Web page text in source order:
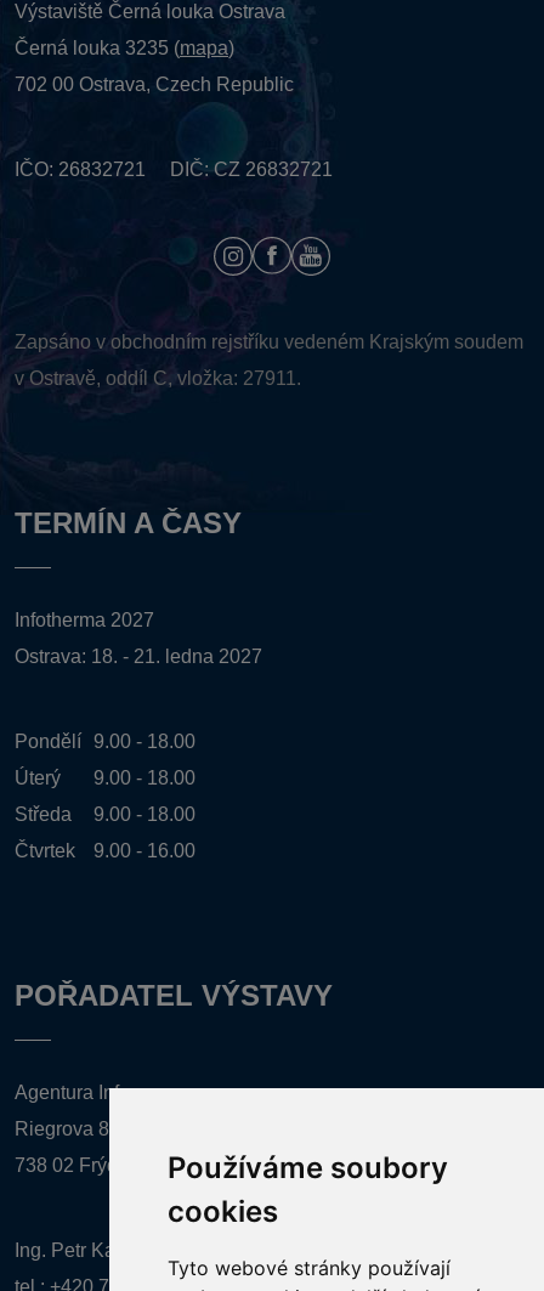
Používáme soubory
cookies
Tyto webové stránky používají
Výstaviště Černá louka Ostrava
Černá louka 3235 (mapa)
702 00 Ostrava, Czech Republic
IČO: 26832721 DIČ: CZ 26832721
Zapsáno v obchodním rejstříku vedeném Krajským soudem
v Ostravě, oddíl C, vložka: 27911.
TERMÍN A ČASY
Infotherma 2027
Ostrava: 18. - 21. ledna 2027
Pondělí
9.00 - 18.00
Úterý
9.00 - 18.00
Středa
9.00 - 18.00
Čtvrtek
9.00 - 16.00
POŘADATEL VÝSTAVY
Agentura Inforpres, s.r.o.
Riegrova 857
738 02 Frýdek-Místek
Ing. Petr Kalenda,
tel.: +420 777 080 867 (EN comunication)